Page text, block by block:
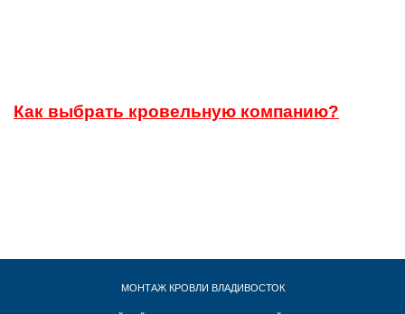
Как выбрать кровельную компанию?
МОНТАЖ КРОВЛИ ВЛАДИВОСТОК